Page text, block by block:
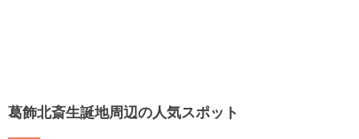
葛飾北斎生誕地周辺の人気スポット